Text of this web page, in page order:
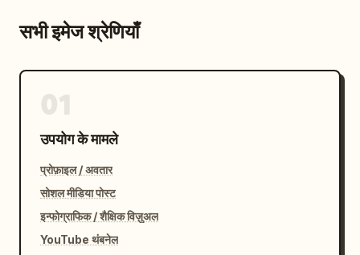
सभी इमेज श्रेणियाँ
उपयोग के मामले
प्रोफ़ाइल / अवतार
सोशल मीडिया पोस्ट
इन्फोग्राफिक / शैक्षिक विज़ुअल
YouTube थंबनेल